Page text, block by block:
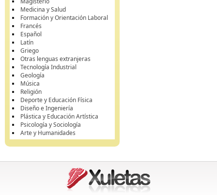
Medicina y Salud
Formación y Orientación Laboral
Francés
Español
Latín
Griego
Otras lenguas extranjeras
Tecnología Industrial
Geología
Música
Religión
Deporte y Educación Física
Diseño e Ingeniería
Plástica y Educación Artística
Psicología y Sociología
Arte y Humanidades